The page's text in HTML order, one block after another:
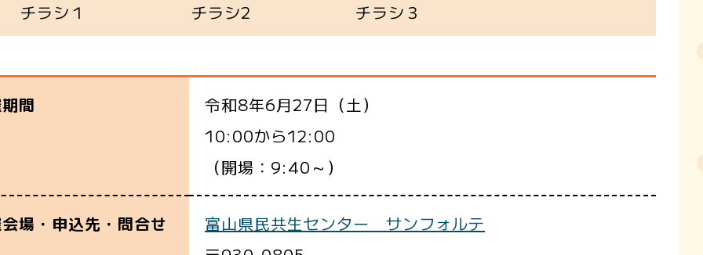
チラシ１ チラシ2 チラシ３
間
令和8年6月27日（土）
10:00から12:00
（開場：9:40～）
場・申込先・問合せ
富山県民共生センター サンフォルテ